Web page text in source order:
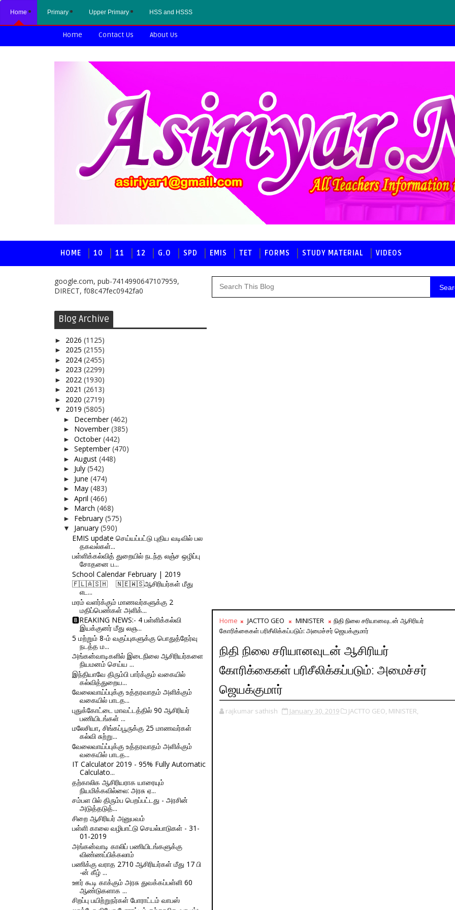
Home Primary Upper Primary HSS and HSSS
Home Contact Us About Us
HOME 10 11 12 G.O SPD EMIS TET FORMS STUDY MATERIAL VIDEOS
google.com, pub-7414990647107959,
DIRECT, f08c47fec0942fa0
Blog Archive
► 2026 (1125)
► 2025 (2155)
► 2024 (2455)
► 2023 (2299)
► 2022 (1930)
► 2021 (2613)
► 2020 (2719)
▼ 2019 (5805)
► December(462)
► November(385)
► October(442)
► September(470)
► August (448)
► July (542)
► June (474)
► May (483)
► April (466)
► March (468)
► February (575)
▼ January (590)
EMIS update செய்யப்பட்டு புதிய வடிவில் பல
தகவல்கள்...
பள்ளிக்கல்வித் துறையில் நடந்த லஞ்ச ஒழிப்பு
சோதனை ப...
School Calendar February | 2019
🇫‌🇱‌🇦‌🇸‌🇭‌ 🇳‌🇪‌🇼‌🇸‌ஆசிரியர்கள் மீது
எட...
மரம் வளர்க்கும் மாணவர்களுக்கு 2
மதிப்பெண்கள் அளிக்...
🅱REAKING NEWS:- 4 பள்ளிக்கல்வி
இயக்குனர் மீது லஞ...
5 மற்றும் 8-ம் வகுப்புகளுக்கு பொதுத்தேர்வு
நடத்த ம...
அங்கன்வாடிகளில் இடைநிலை ஆசிரியர்களை
நியமனம் செய்ய ...
இந்தியாவே திரும்பி பார்க்கும் வகையில்
கல்வித்துறைய...
வேலைவாய்ப்புக்கு உத்தரவாதம் அளிக்கும்
வகையில் பாடத...
புதுக்கோட்டை மாவட்டத்தில் 90 ஆசிரியர்
பணியிடங்கள் ...
மலேசியா, சிங்கப்பூருக்கு 25 மாணவர்கள்
கல்வி சுற்று...
வேலைவாய்ப்புக்கு உத்தரவாதம் அளிக்கும்
வகையில் பாடத...
IT Calculator 2019 - 95% Fully Automatic
Calculato...
தற்காலிக ஆசிரியராக யாரையும்
நியமிக்கவில்லை: அரசு ஏ...
சம்பள பில் திரும்ப பெறப்பட்டது - அரசின்
அடுத்தடுத்...
சிறை ஆசிரியர் அனுபவம்
பள்ளி காலை வழிபாட்டு செயல்பாடுகள் - 31-
01-2019
அங்கன்வாடி காலிப் பணியிடங்களுக்கு
விண்ணப்பிக்கலாம்
பணிக்கு வராத 2710 ஆசிரியர்கள் மீது 17 பி
-ன் கீழ் ...
ஊர் கூடி காக்கும் அரசு துவக்கப்பள்ளி 60
ஆண்டுகளாக ...
சிறப்பு பயிற்றுநர்கள் போராட்டம் வாபஸ்
Home JACTTO GEO MINISTER
நிதி நிலை சரியானவுடன் ஆசிரியர்
கோரிக்கைகள் பரிசீலிக்கப்படும்: அமைச்சர் ஜெயக்குமார்
நிதி நிலை சரியானவுடன் ஆசிரியர்
கோரிக்கைகள் பரிசீலிக்கப்படும்: அமைச்சர்
ஜெயக்குமார்
rajkumar sathish January 30, 2019 JACTTO GEO, MINISTER,